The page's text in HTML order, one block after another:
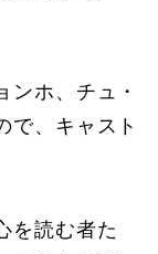
ンホ、チュ・
で、キャスト
を読む者た